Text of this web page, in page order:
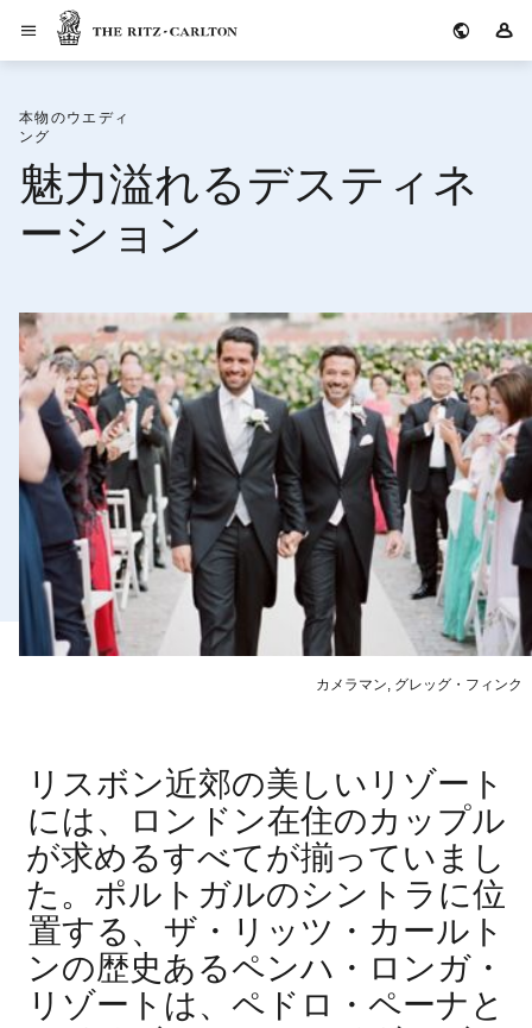
ザ・リッツ・カールトン
本物のウエディ
ング
魅力溢れるデスティネ
ーション
カメラマン, グレッグ・フィンク
リスボン近郊の美しいリゾート
には、ロンドン在住のカップル
が求めるすべてが揃っていまし
た。ポルトガルのシントラに位
置する、ザ・リッツ・カールト
ンの歴史あるペンハ・ロンガ・
リゾートは、ペドロ・ペーナと